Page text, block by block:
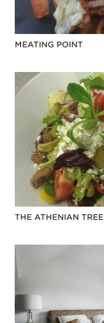
MEATING POINT
THE ATHENIAN TREE